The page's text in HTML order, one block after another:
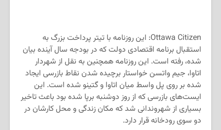
Ottawa Citizen: این روزنامه با تیتر پرداخت بزرگ به
استقبال برنامه اقتصادی دولت که در بودجه سال آینده بیان
شده، رفته است. این روزنامه همچنین به نقل از شهردار
اتاوا، جیم واتسن خواستار برچیده شدن نقاط بازرسی ایجاد
شده بر روی پل واسط میان اتاوا و گتینو شده است. این
ایست‌های بازرسی که از روز دوشنبه برپا شده بود باعث تاخیر
بسیاری از شهروندانی شد که مکان زندگی و محل کارشان در
دو سوی رودخانه قرار دارد.